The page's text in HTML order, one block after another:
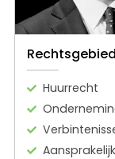
Huurrecht